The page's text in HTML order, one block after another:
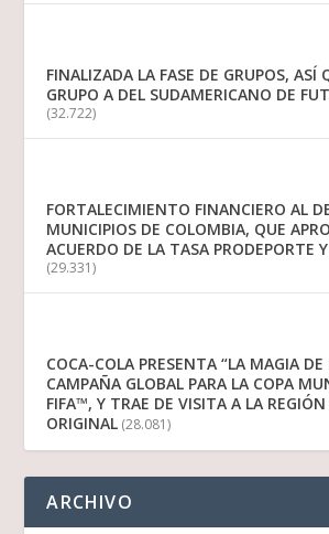
FINALIZADA LA FASE DE GRUPOS, ASÍ
GRUPO A DEL SUDAMERICANO DE
(32.722)
FORTALECIMIENTO FINANCIERO AL
MUNICIPIOS DE COLOMBIA, QUE
ACUERDO DE LA TASA PRODEPORTE
(29.331)
COCA-COLA PRESENTA “LA MAGIA DE
CAMPAÑA GLOBAL PARA LA COPA
FIFA™, Y TRAE DE VISITA A LA REGIÓN
ORIGINAL (28.081)
ARCHIVO